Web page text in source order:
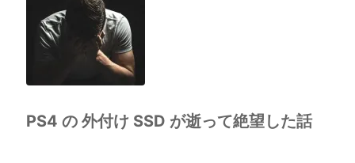
PS4 の 外付け SSD が逝って絶望した話